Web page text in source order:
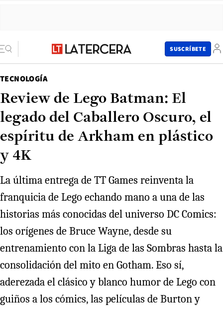
SUSCRÍBETE
TECNOLOGÍA
Review de Lego Batman: El
legado del Caballero Oscuro, el
espíritu de Arkham en plástico
y 4K
La última entrega de TT Games reinventa la
franquicia de Lego echando mano a una de las
historias más conocidas del universo DC Comics:
los orígenes de Bruce Wayne, desde su
entrenamiento con la Liga de las Sombras hasta la
consolidación del mito en Gotham. Eso sí,
aderezada el clásico y blanco humor de Lego con
guiños a los cómics, las películas de Burton y